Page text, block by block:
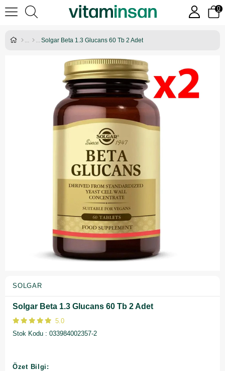
0
Solgar Beta 1.3 Glucans 60 Tb 2 Adet
SOLGAR
Solgar Beta 1.3 Glucans 60 Tb 2 Adet
5.0
Stok Kodu
033984002357-2
Özet Bilgi: